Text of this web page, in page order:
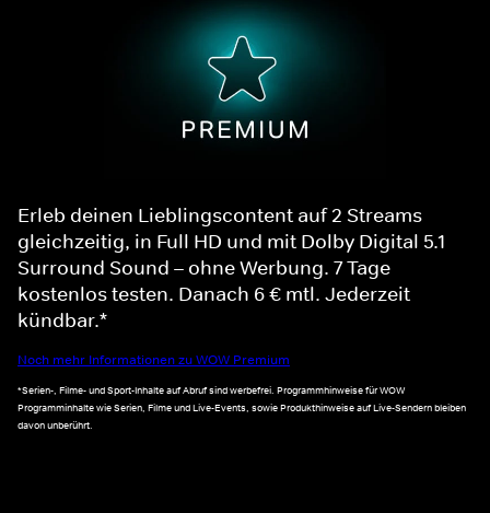
Erleb deinen Lieblingscontent auf 2 Streams
gleichzeitig, in Full HD und mit Dolby Digital 5.1
Surround Sound – ohne Werbung. 7 Tage
kostenlos testen. Danach 6 € mtl. Jederzeit
kündbar.*
Noch mehr Informationen zu WOW Premium
*Serien-, Filme- und Sport-Inhalte auf Abruf sind werbefrei. Programmhinweise für WOW
Programminhalte wie Serien, Filme und Live-Events, sowie Produkthinweise auf Live-Sendern bleiben
davon unberührt.